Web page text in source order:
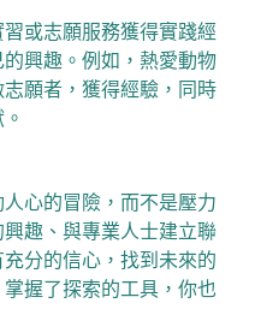
習或志願服務獲得實踐經
興趣。例如，熱愛動物
願者，獲得經驗，同時
心的冒險，而不是壓力
趣、與專業人士建立聯
分的信心，找到未來的
握了探索的工具，你也